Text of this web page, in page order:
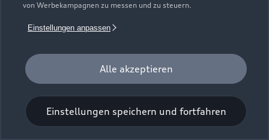
von Werbekampagnen zu messen und zu steuern.
Einstellungen anpassen
Alle akzeptieren
Einstellungen speichern und fortfahren
Zur Audi Shopping World